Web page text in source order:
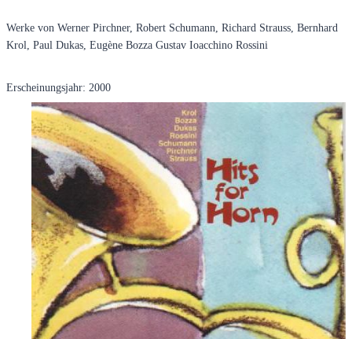
Werke von Werner Pirchner, Robert Schumann, Richard Strauss, Bernhard
Krol, Paul Dukas, Eugène Bozza Gustav Ioacchino Rossini
Erscheinungsjahr: 2000